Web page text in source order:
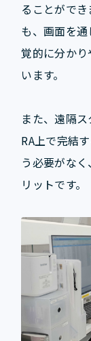
ることがで
も、画面を
覚的に分か
います。
また、遠隔
RA上で完結
う必要がな
リットです。